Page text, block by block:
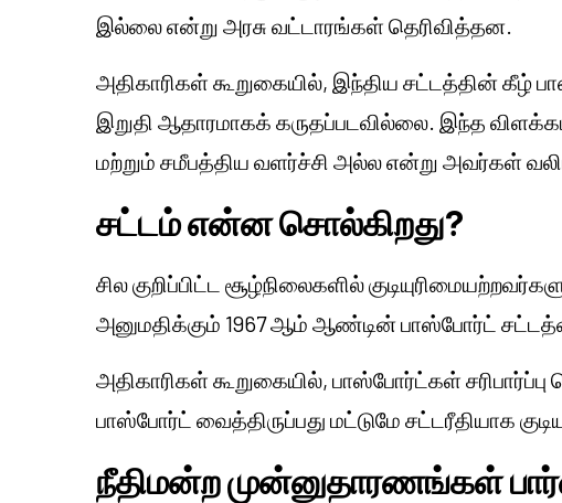
இல்லை என்று அரசு வட்டாரங்கள் தெரிவித்தன.
அதிகாரிகள் கூறுகையில், இந்திய சட்டத்தின் கீழ்
இறுதி ஆதாரமாகக் கருதப்படவில்லை. இந்த
மற்றும் சமீபத்திய வளர்ச்சி அல்ல என்று அவர்கள்
சட்டம் என்ன சொல்கிறது?
சில குறிப்பிட்ட சூழ்நிலைகளில்
அனுமதிக்கும் 1967 ஆம் ஆண்டின் பாஸ்போர்ட் சட்டத்தை
அதிகாரிகள் கூறுகையில், பாஸ்போர்ட்கள்
பாஸ்போர்ட் வைத்திருப்பது மட்டுமே சட்டரீதியாக
நீதிமன்ற முன்னுதாரணங்கள்